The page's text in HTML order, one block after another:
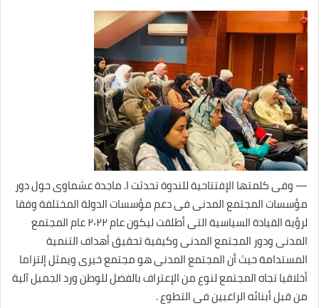
— وفى كلمتها الإفتتاحية للندوة تحدثت ا. ماجدة عشماوى حول دور
مؤسسات المجتمع المدنى فى دعم مؤسسات الدولة المختلفة وفقا
لرؤية القيادة السياسية التى أطلقت ليكون عام ٢٠٢٢ عام المجتمع
المدنى ودور المجتمع المدنى وكيفية تحقيق أهداف التنمية
المستدامة حيث أن المجتمع المدنى هو مجتمع خيرى ويمثل إلتزاما
أخلاقيا تجاه المجتمع لنوع من الإعتراف بالفضل للوطن ورد الجميل آلية
من قبل أبنائه الراغبين فى التطوع .